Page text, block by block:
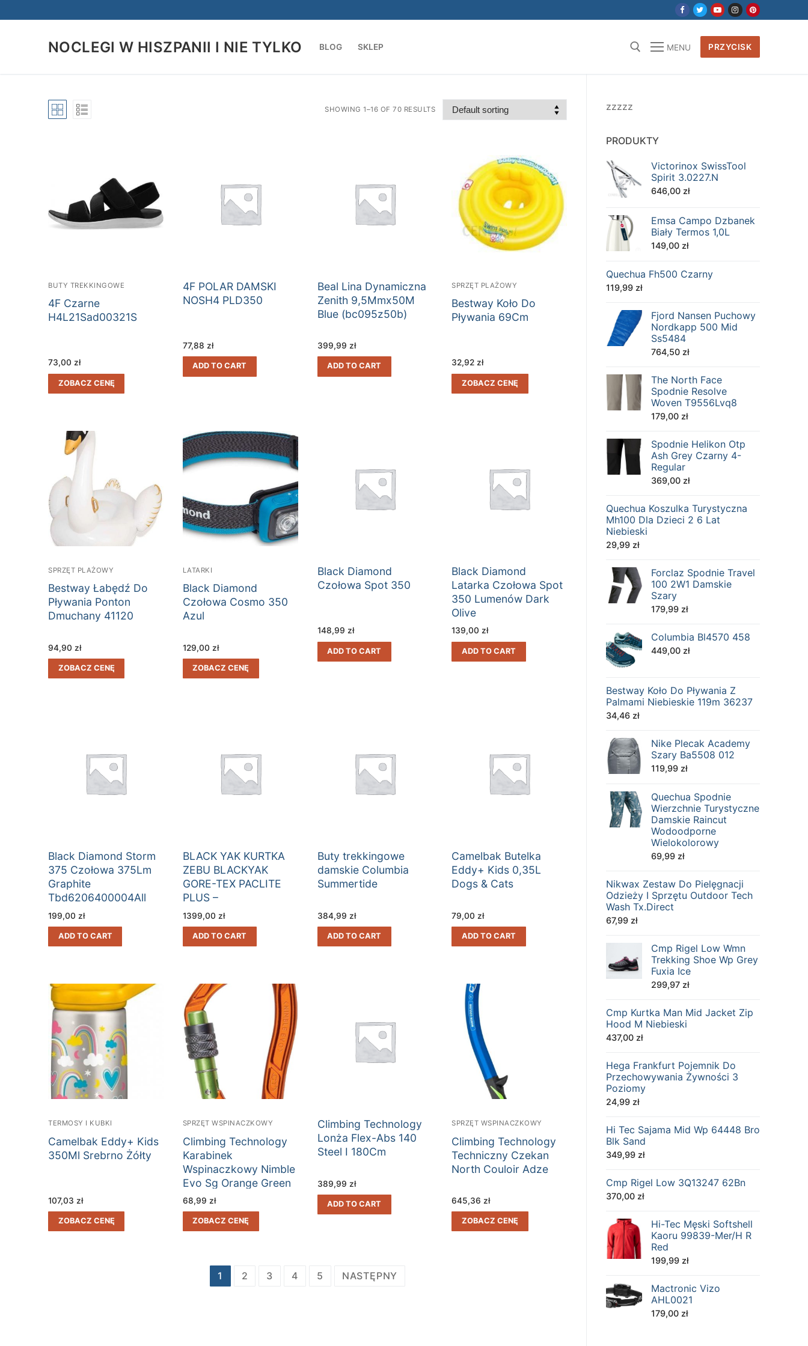
do
NOCLEGI W HISZPANII I NIE TYLKO BLOG SKLEP
Szukaj:
MENU PRZYCISK
SHOWING 1–16 OF 70 RESULTS
BUTY TREKKINGOWE
4F Czarne
H4L21Sad00321S
73,00 zł
ZOBACZ CENĘ
4F POLAR DAMSKI
NOSH4 PLD350
77,88 zł
ADD TO CART
Beal Lina Dynamiczna
Zenith 9,5Mmx50M
Blue (bc095z50b)
399,99 zł
ADD TO CART
SPRZĘT PLAŻOWY
Bestway Koło Do
Pływania 69Cm
32,92zł
ZOBACZ CENĘ
SPRZĘT PLAŻOWY
Bestway Łabędź Do
Pływania Ponton
Dmuchany 41120
94,90 zł
ZOBACZ CENĘ
LATARKI
Black Diamond
Czołowa Cosmo 350
Azul
129,00 zł
ZOBACZ CENĘ
Black Diamond
Czołowa Spot 350
148,99 zł
ADD TO CART
Black Diamond
Latarka Czołowa Spot
350 Lumenów Dark
Olive
139,00zł
ADD TO CART
Black Diamond Storm
375 Czołowa 375Lm
Graphite
Tbd6206400004All
199,00 zł
ADD TO CART
BLACK YAK KURTKA
ZEBU BLACKYAK
GORE-TEX PACLITE
PLUS –
CLICK&COLLECT –
ZAMÓW NA
DECATHLON.PL,
1399,00 zł
ADD TO CART
Buty trekkingowe
damskie Columbia
Summertide
384,99 zł
ADD TO CART
Camelbak Butelka
Eddy+ Kids 0,35L
Dogs & Cats
79,00 zł
ADD TO CART
TERMOSY I KUBKI
Camelbak Eddy+ Kids
350Ml Srebrno Żółty
107,03 zł
ZOBACZ CENĘ
SPRZĘT WSPINACZKOWY
Climbing Technology
Karabinek
Wspinaczkowy Nimble
Evo Sg Orange Green
Pomarańczowy Ż
68,99 zł
ZOBACZ CENĘ
Climbing Technology
Lonża Flex-Abs 140
Steel I 180Cm
389,99 zł
ADD TO CART
SPRZĘT WSPINACZKOWY
Climbing Technology
Techniczny Czekan
North Couloir Adze
645,36 zł
ZOBACZ CENĘ
1 2 3 4 5 NASTĘPNY
zzzzz
PRODUKTY
Victorinox SwissTool
Spirit 3.0227.N
646,00 zł
Emsa Campo Dzbanek
Biały Termos 1,0L
149,00 zł
Quechua Fh500 Czarny
119,99 zł
Fjord Nansen Puchowy
Nordkapp 500 Mid
Ss5484
764,50 zł
The North Face
Spodnie Resolve
Woven T9556Lvq8
179,00 zł
Spodnie Helikon Otp
Ash Grey Czarny 4-
Regular
369,00 zł
Quechua Koszulka Turystyczna
Mh100 Dla Dzieci 2 6 Lat
Niebieski
29,99 zł
Forclaz Spodnie Travel
100 2W1 Damskie
Szary
179,99 zł
Columbia Bl4570 458
449,00 zł
Bestway Koło Do Pływania Z
Palmami Niebieskie 119m 36237
34,46 zł
Nike Plecak Academy
Szary Ba5508 012
119,99 zł
Quechua Spodnie
Wierzchnie Turystyczne
Damskie Raincut
Wodoodporne
Wielokolorowy
69,99 zł
Nikwax Zestaw Do Pielęgnacji
Odzieży I Sprzętu Outdoor Tech
Wash Tx.Direct
67,99 zł
Cmp Rigel Low Wmn
Trekking Shoe Wp Grey
Fuxia Ice
299,97 zł
Cmp Kurtka Man Mid Jacket Zip
Hood M Niebieski
437,00 zł
Hega Frankfurt Pojemnik Do
Przechowywania Żywności 3
Poziomy
24,99 zł
Hi Tec Sajama Mid Wp 64448 Bro
Blk Sand
349,99 zł
Cmp Rigel Low 3Q13247 62Bn
370,00 zł
Hi-Tec Męski Softshell
Kaoru 99839-Mer/H R
Red
199,99 zł
Mactronic Vizo
AHL0021
179,00 zł